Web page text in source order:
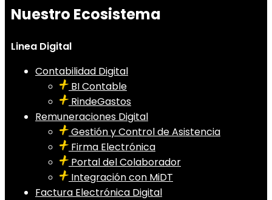
Nuestro Ecosistema
Linea Digital
Contabilidad Digital
BI Contable
RindeGastos
Remuneraciones Digital
Gestión y Control de Asistencia
Firma Electrónica
Portal del Colaborador
Integración con MiDT
Factura Electrónica Digital